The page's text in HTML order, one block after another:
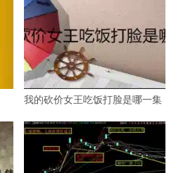
我的砍价女王吃饭打脸是哪一集